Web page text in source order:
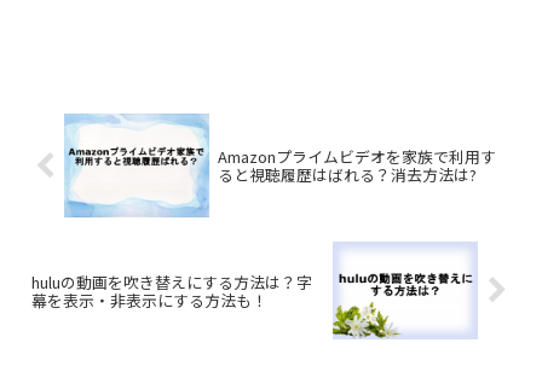
Amazonプライムビデオを家族で利用す
ると視聴履歴はばれる？消去方法は?
huluの動画を吹き替えにする方法は？字
幕を表示・非表示にする方法も！